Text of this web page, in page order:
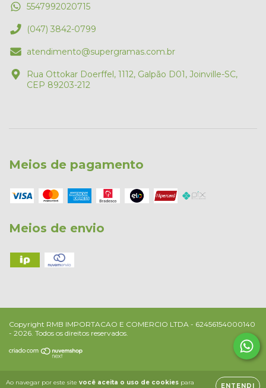
Ao navegar por este site você aceita o uso de cookies para
ENTENDI
5547992020715
(047) 3842-0799
atendimento@supergramas.com.br
Rua Ottokar Doerffel, 1112, Galpão D01, Joinville-SC,
CEP 89203-212
Meios de pagamento
Meios de envio
Copyright RMB IMPORTACAO E COMERCIO LTDA - 62456154000140
- 2026. Todos os direitos reservados.